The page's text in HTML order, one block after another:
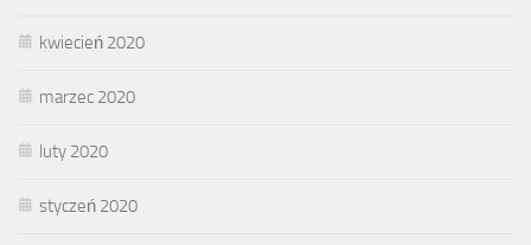
kwiecień 2020
marzec 2020
luty 2020
styczeń 2020